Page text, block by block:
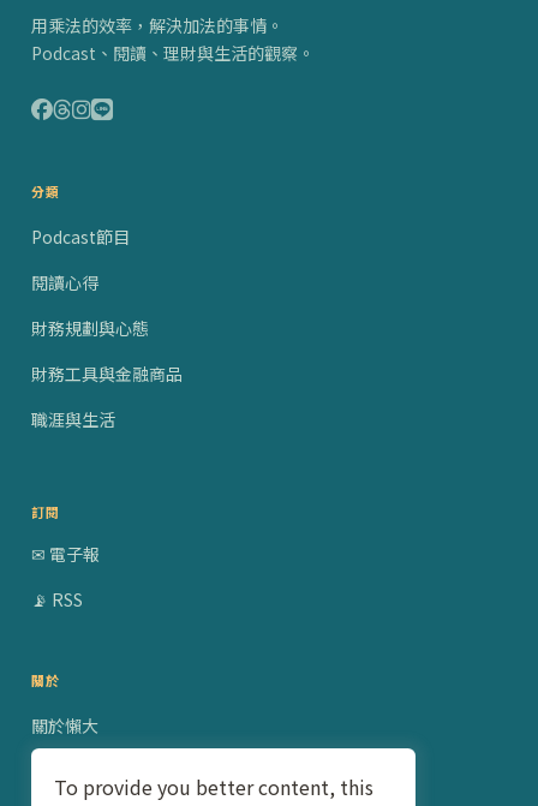
用乘法的效率，解決加法的事情。
Podcast、閱讀、理財與生活的觀察。
分類
Podcast節目
閱讀心得
財務規劃與心態
財務工具與金融商品
職涯與生活
訂閱
✉ 電子報
📡 RSS
關於
關於懶大
To provide you better content, this